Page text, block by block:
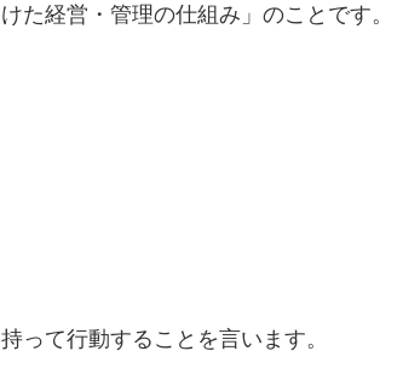
た経営・管理の仕組み」のことです。
って行動することを言います。